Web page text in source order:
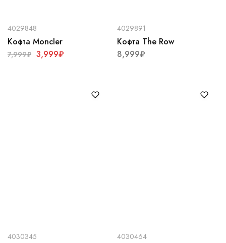
4029848
Кофта Moncler
7,999₽ 3,999₽
4029891
Кофта The Row
8,999₽
4030345 4030464